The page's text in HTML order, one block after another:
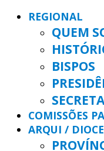
REGIONAL
QUEM
BISPOS
COMISSÕES
ARQUI /